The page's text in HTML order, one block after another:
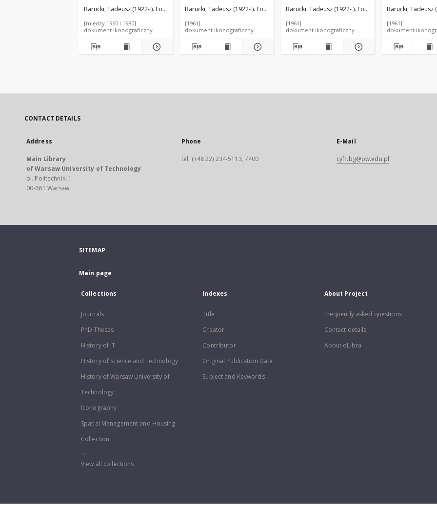
Barucki, Tadeusz (1922- ). Fotograf
[między 1960 i 1980]
dokument ikonograficzny
Londyn, Wielka Brytania
Barucki, Tadeusz (1922- ). Fotograf
[1961]
dokument ikonograficzny
Barucki, Tadeusz (1922- ). Fotograf
[1961]
dokument ikonograficzny
widok ogólny,
Niderlandy
Barucki, Tadeusz
[1961]
dokument
CONTACT DETAILS
Address
Main Library
of Warsaw University of Technology
pl. Politechniki 1
00-661 Warsaw
Phone
tel. (+48 22) 234-5113, 7400
E-Mail
cyfr.bg@pw.edu.pl
SITEMAP
Main page
Collections
Journals
PhD Theses
History of IT
History of Science and Technology
History of Warsaw University of
Technology
Iconography
Spatial Management and Housing
Collection
...
View all collections
Indexes
Title
Creator
Contributor
Original Publication Date
Subject and Keywords
About Project
Frequently asked questions
Contact details
About dLibra